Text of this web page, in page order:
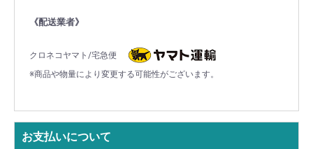
《配送業者》
クロネコヤマト/宅急便
※商品や物量により変更する可能性がございます。
お支払いについて